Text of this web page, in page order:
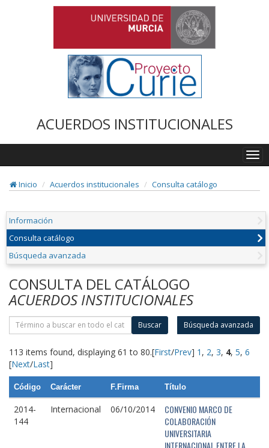
ACUERDOS INSTITUCIONALES
Inicio
Acuerdos institucionales Consulta catálogo
Información
Consulta catálogo
Búsqueda avanzada
CONSULTA DEL CATÁLOGO
ACUERDOS INSTITUCIONALES
Buscar Búsqueda avanzada
113 items found, displaying 61 to 80.[First/Prev] 1 , 2, 3, 4, 5, 6
[Next/Last]
Código Carácter F.Firma Título
2014-
144
Internacional 06/10/2014
CONVENIO MARCO DE
COLABORACIÓN
UNIVERSITARIA
INTERNACIONAL ENTRE LA